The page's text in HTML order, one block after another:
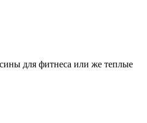
для фитнеса или же теплые